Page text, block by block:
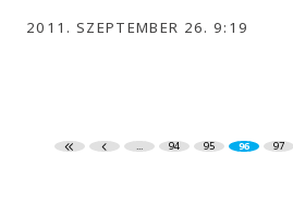
2011. SZEPTEMBER 26. 9:19
... 94 95 96 97